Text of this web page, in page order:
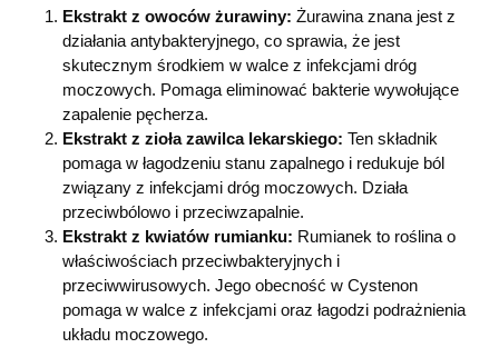
Ekstrakt z owoców żurawiny: Żurawina znana jest z
działania antybakteryjnego, co sprawia, że jest
skutecznym środkiem w walce z infekcjami dróg
moczowych. Pomaga eliminować bakterie wywołujące
zapalenie pęcherza.
Ekstrakt z zioła zawilca lekarskiego: Ten składnik
pomaga w łagodzeniu stanu zapalnego i redukuje ból
związany z infekcjami dróg moczowych. Działa
przeciwbólowo i przeciwzapalnie.
Ekstrakt z kwiatów rumianku: Rumianek to roślina o
właściwościach przeciwbakteryjnych i
przeciwwirusowych. Jego obecność w Cystenon
pomaga w walce z infekcjami oraz łagodzi podrażnienia
układu moczowego.